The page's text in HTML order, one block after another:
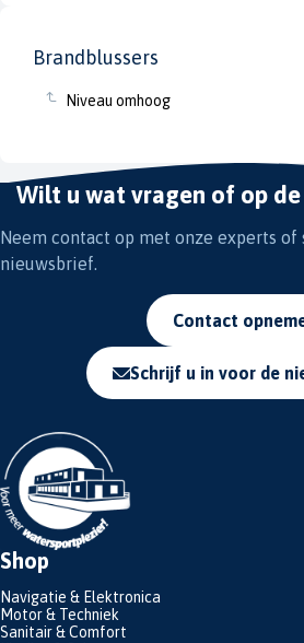
Brandblussers
Niveau omhoog
Wilt u wat vragen of op
Neem contact op met onze experts
nieuwsbrief.
Contact
Schrijf u in voor de
Shop
Navigatie & Elektronica
Motor & Techniek
Sanitair & Comfort